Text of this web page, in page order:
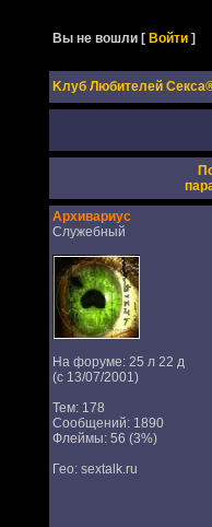
Вы не вошли [Войти ]
Kлуб Любителей
Архивариус
Служебный
На форуме: 25 л 22 д
(с 13/07/2001)
Тем: 178
Сообщений: 1890
Флеймы: 56 (3%)
Гео: sextalk.ru